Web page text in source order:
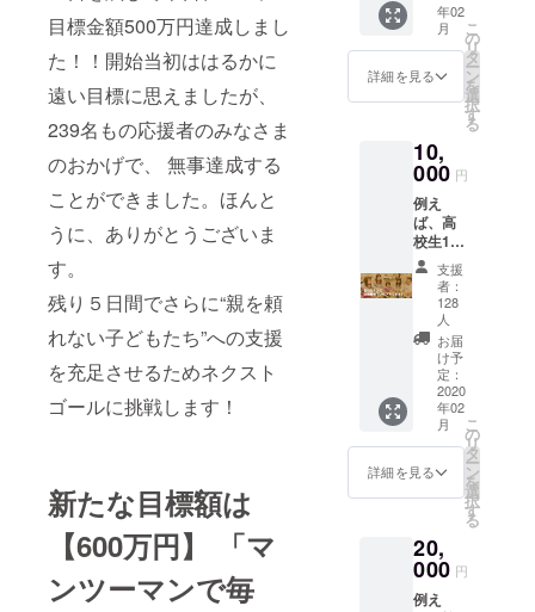
目標金額500万円達成しまし
た！！開始当初ははるかに
遠い目標に思えましたが、
239名もの応援者のみなさま
のおかげで、 無事達成する
ことができました。ほんと
うに、ありがとうございま
す。
残り５日間でさらに“親を頼
れない子どもたち”への支援
を充足させるためネクスト
ゴールに挑戦します！
新たな目標額は
【600万円】 「マ
ンツーマンで毎
の自立支援
プログラム
を次々と立
ち上げ、民
会人ボラン
ティアの協
力を得て事
業展開。著
書『できる
かも。――
働く母の“笑
顔がつなが
る”社会起業
リー』（英
治出版）
するこ
とがで
きま
す。 ◉お
メール ◉
控除用
領収書
のご送
付
年02
月
詳細を見る
こ
の
リ
タ
ー
ン
を
選
択
す
る
10,
000 円
例え
ば、高
校生1人
に、3合
炊きの
炊飯器
をプレ
ゼント
するこ
とがで
きま
す。 ◉お
礼の
メール ◉
寄付金
付 ◉ブ
リッジ
フォー
スマイ
支援
者：
128
人
お届
け予
定：
2020
年02
月
詳細を見る
こ
の
リ
タ
ー
ン
を
選
択
す
る
20,
000 円
例え